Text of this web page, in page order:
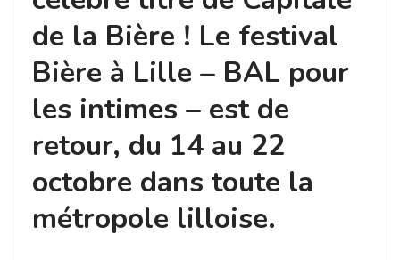
de la Bière ! Le festival
Bière à Lille – BAL pour
les intimes – est de
retour, du 14 au 22
octobre dans toute la
métropole lilloise.